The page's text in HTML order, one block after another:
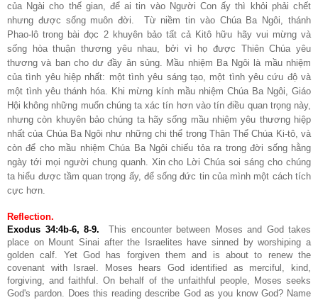
của Ngài cho thế gian, để ai tin vào Người Con ấy thì khỏi phải chết
nhưng được sống muôn đời. Từ niềm tin vào Chúa Ba Ngôi, thánh
Phao-lô trong bài đọc 2 khuyên bảo tất cả Kitô hữu hãy vui mừng và
sống hòa thuận thương yêu nhau, bởi vì họ được Thiên Chúa yêu
thương và ban cho dư đầy ân sủng. Mầu nhiệm Ba Ngôi là mầu nhiệm
của tình yêu hiệp nhất: một tình yêu sáng tạo, một tình yêu cứu độ và
một tình yêu thánh hóa. Khi mừng kính mầu nhiệm Chúa Ba Ngôi, Giáo
Hội không những muốn chúng ta xác tín hơn vào tín điều quan trọng này,
nhưng còn khuyên bảo chúng ta hãy sống mầu nhiệm yêu thương hiệp
nhất của Chúa Ba Ngôi như những chi thể trong Thân Thể Chúa Ki-tô, và
còn để cho mầu nhiệm Chúa Ba Ngôi chiếu tỏa ra trong đời sống hằng
ngày tới mọi người chung quanh. Xin cho Lời Chúa soi sáng cho chúng
ta hiểu được tầm quan trọng ấy, để sống đức tin của mình một cách tích
cực hơn.
Reflection.
Exodus 34:4b-6, 8-9. This encounter between Moses and God takes
place on Mount Sinai after the Israelites have sinned by worshiping a
golden calf. Yet God has forgiven them and is about to renew the
covenant with Israel. Moses hears God identified as merciful, kind,
forgiving, and faithful. On behalf of the unfaithful people, Moses seeks
God's pardon. Does this reading describe God as you know God? Name